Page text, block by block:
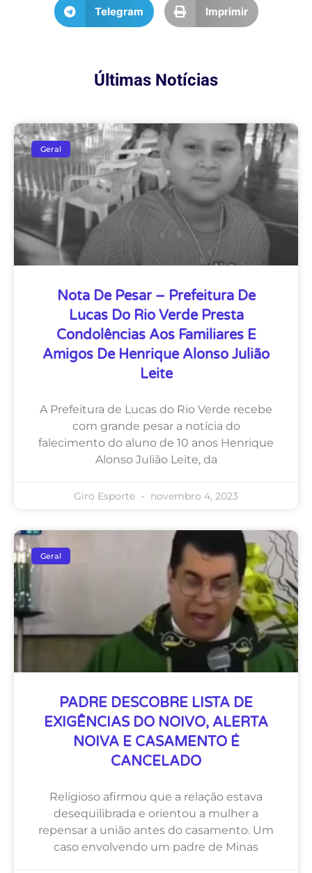
Telegram Imprimir
Últimas Notícias
Geral
Nota De Pesar – Prefeitura De
Lucas Do Rio Verde Presta
Condolências Aos Familiares E
Amigos De Henrique Alonso Julião
Leite
A Prefeitura de Lucas do Rio Verde recebe
com grande pesar a notícia do
falecimento do aluno de 10 anos Henrique
Alonso Julião Leite, da
Giro Esporte novembro 4, 2023
Geral
PADRE DESCOBRE LISTA DE
EXIGÊNCIAS DO NOIVO, ALERTA
NOIVA E CASAMENTO É
CANCELADO
Religioso afirmou que a relação estava
desequilibrada e orientou a mulher a
repensar a união antes do casamento. Um
caso envolvendo um padre de Minas